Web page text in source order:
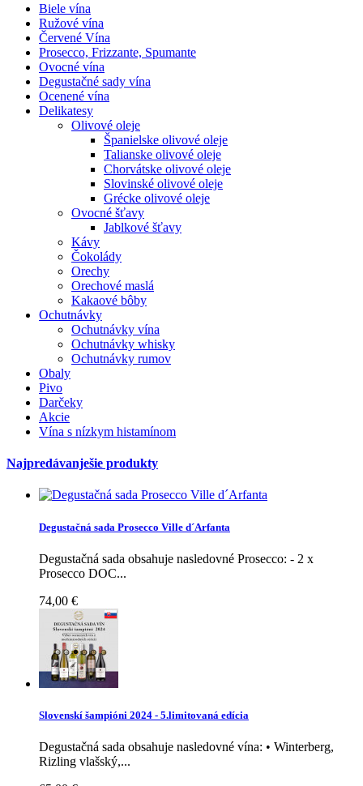
Biele vína
Ružové vína
Červené Vína
Prosecco, Frizzante, Spumante
Ovocné vína
Degustačné sady vína
Ocenené vína
Delikatesy
Olivové oleje
Španielske olivové oleje
Talianske olivové oleje
Chorvátske olivové oleje
Slovinské olivové oleje
Grécke olivové oleje
Ovocné šťavy
Jablkové šťavy
Kávy
Čokolády
Orechy
Orechové maslá
Kakaové bôby
Ochutnávky
Ochutnávky vína
Ochutnávky whisky
Ochutnávky rumov
Obaly
Pivo
Darčeky
Akcie
Vína s nízkym histamínom
Najpredávanješie produkty
Degustačná sada Prosecco Ville d´Arfanta
Degustačná sada obsahuje nasledovné Prosecco: - 2 x
Prosecco DOC...
74,00 €
Slovenskí šampióni 2024 - 5.limitovaná edícia
Degustačná sada obsahuje nasledovné vína: • Winterberg,
Rizling vlašský,...